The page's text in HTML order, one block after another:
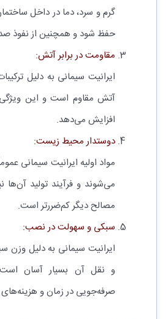
گرم و سرد، دما در داخل
حفظ شود و همچنین از نفوذ
مقاومت در برابر آتش:
ایرانیت سیمانی به دلیل
آتش مقاوم است و این
افزایش می‌دهد.
دوستدار محیط زیست:
مواد اولیه ایرانیت سیمانی
می‌شوند و فرآیند تولید آن‌ها
مصالح دیگر کم‌ضررتر است.
سبکی و سهولت در نصب:
ایرانیت سیمانی به دلیل
و نقل آن بسیار آسان
صرفه‌جویی در زمان و